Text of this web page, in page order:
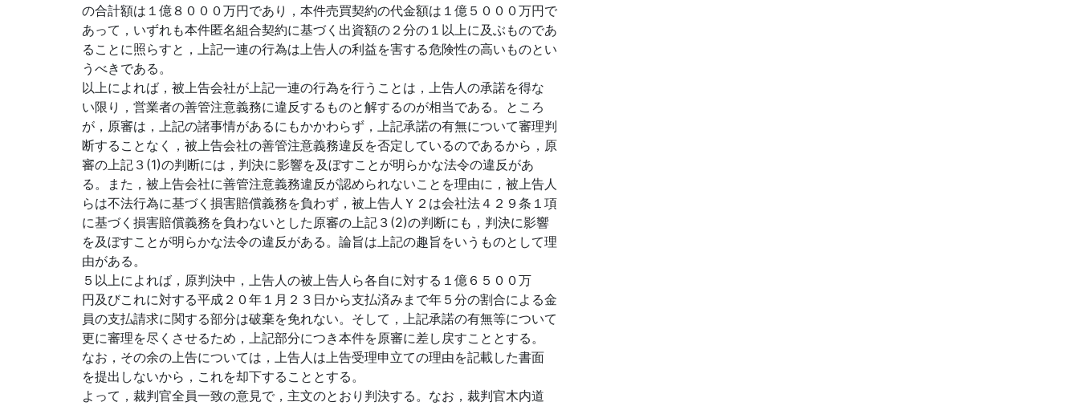
の合計額は１億８０００万円であり，本件売買契約の代金額は１億５０００万円で
あって，いずれも本件匿名組合契約に基づく出資額の２分の１以上に及ぶものであ
ることに照らすと，上記一連の行為は上告人の利益を害する危険性の高いものとい
うべきである。
以上によれば，被上告会社が上記一連の行為を行うことは，上告人の承諾を得な
い限り，営業者の善管注意義務に違反するものと解するのが相当である。ところ
が，原審は，上記の諸事情があるにもかかわらず，上記承諾の有無について審理判
断することなく，被上告会社の善管注意義務違反を否定しているのであるから，原
審の上記３(1)の判断には，判決に影響を及ぼすことが明らかな法令の違反があ
る。また，被上告会社に善管注意義務違反が認められないことを理由に，被上告人
らは不法行為に基づく損害賠償義務を負わず，被上告人Ｙ２は会社法４２９条１項
に基づく損害賠償義務を負わないとした原審の上記３(2)の判断にも，判決に影響
を及ぼすことが明らかな法令の違反がある。論旨は上記の趣旨をいうものとして理
由がある。
５以上によれば，原判決中，上告人の被上告人ら各自に対する１億６５００万
円及びこれに対する平成２０年１月２３日から支払済みまで年５分の割合による金
員の支払請求に関する部分は破棄を免れない。そして，上記承諾の有無等について
更に審理を尽くさせるため，上記部分につき本件を原審に差し戻すこととする。
なお，その余の上告については，上告人は上告受理申立ての理由を記載した書面
を提出しないから，これを却下することとする。
よって，裁判官全員一致の意見で，主文のとおり判決する。なお，裁判官木内道